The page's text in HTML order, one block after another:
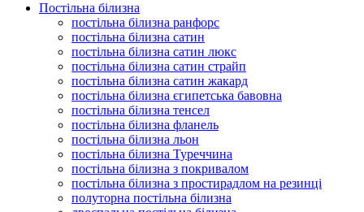
Постільна білизна
постільна білизна ранфорс
постільна білизна сатин
постільна білизна сатин люкс
постільна білизна сатин страйп
постільна білизна сатин жакард
постільна білизна єгипетська бавовна
постільна білизна тенсел
постільна білизна фланель
постільна білизна льон
постільна білизна Туреччина
постільна білизна з покривалом
постільна білизна з простирадлом на резинці
полуторна постільна білизна